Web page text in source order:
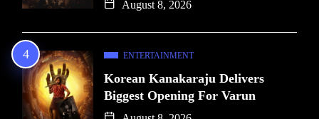
August 8, 2026
ENTERTAINMENT
Korean Kanakaraju Delivers
Biggest Opening For Varun